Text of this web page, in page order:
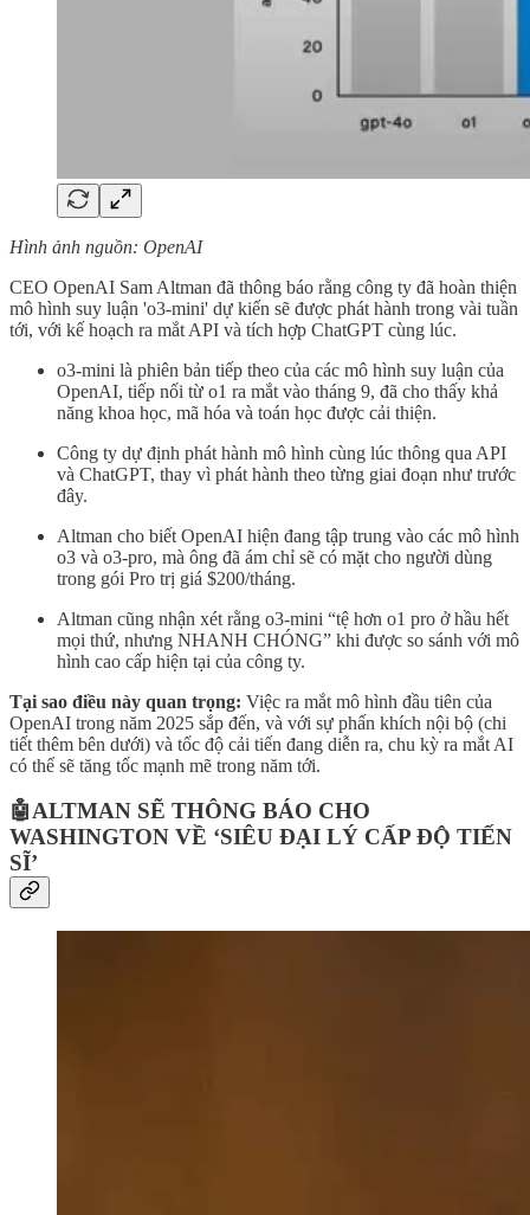
Hình ảnh nguồn: OpenAI
CEO OpenAI Sam Altman đã thông báo rằng công ty đã hoàn thiện
mô hình suy luận 'o3-mini' dự kiến sẽ được phát hành trong vài tuần
tới, với kế hoạch ra mắt API và tích hợp ChatGPT cùng lúc.
o3-mini là phiên bản tiếp theo của các mô hình suy luận của
OpenAI, tiếp nối từ o1 ra mắt vào tháng 9, đã cho thấy khả
năng khoa học, mã hóa và toán học được cải thiện.
Công ty dự định phát hành mô hình cùng lúc thông qua API
và ChatGPT, thay vì phát hành theo từng giai đoạn như trước
đây.
Altman cho biết OpenAI hiện đang tập trung vào các mô hình
o3 và o3-pro, mà ông đã ám chỉ sẽ có mặt cho người dùng
trong gói Pro trị giá $200/tháng.
Altman cũng nhận xét rằng o3-mini “tệ hơn o1 pro ở hầu hết
mọi thứ, nhưng NHANH CHÓNG” khi được so sánh với mô
hình cao cấp hiện tại của công ty.
Tại sao điều này quan trọng: Việc ra mắt mô hình đầu tiên của
OpenAI trong năm 2025 sắp đến, và với sự phấn khích nội bộ (chi
tiết thêm bên dưới) và tốc độ cải tiến đang diễn ra, chu kỳ ra mắt AI
có thể sẽ tăng tốc mạnh mẽ trong năm tới.
🤖ALTMAN SẼ THÔNG BÁO CHO
WASHINGTON VỀ ‘SIÊU ĐẠI LÝ CẤP ĐỘ TIẾN
SĨ’